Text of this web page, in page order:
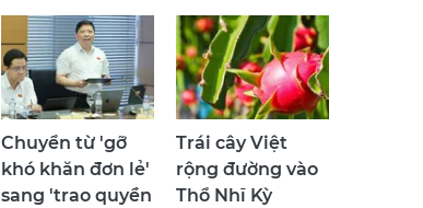
Chuyển từ 'gỡ
khó khăn đơn lẻ'
sang 'trao quyền
Trái cây Việt
rộng đường vào
Thổ Nhĩ Kỳ